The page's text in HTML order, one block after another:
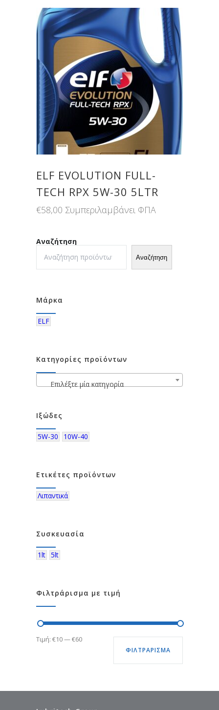
ELF EVOLUTION FULL-
TECH RPX 5W-30 5LTR
€58,00 Συμπεριλαμβάνει ΦΠΑ
Αναζήτηση
Αναζήτηση
Μάρκα
ELF
Κατηγορίες προϊόντων
Επιλέξτε μία κατηγορία
Ιξώδες
5W-30 10W-40
Ετικέτες προϊόντων
Λιπαντικά
Συσκευασία
1lt 5lt
Φιλτράρισμα με τιμή
Ελάχιστη
Μέγιστη
ΦΙΛΤΡΆΡΙΣΜΑ
Τιμή: €10—€60